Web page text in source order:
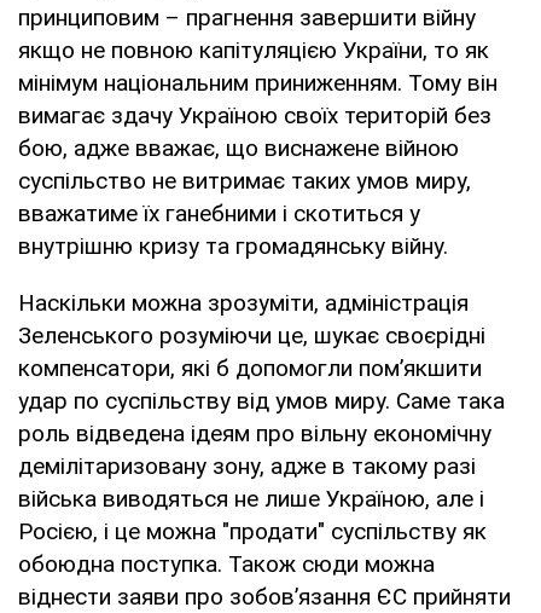
принциповим – прагнення завершити війну
якщо не повною капітуляцією України, то як
мінімум національним приниженням. Тому він
вимагає здачу Україною своїх територій без
бою, адже вважає, що виснажене війною
суспільство не витримає таких умов миру,
вважатиме їх ганебними і скотиться у
внутрішню кризу та громадянську війну.
Наскільки можна зрозуміти, адміністрація
Зеленського розуміючи це, шукає своєрідні
компенсатори, які б допомогли пом’якшити
удар по суспільству від умов миру. Саме така
роль відведена ідеям про вільну економічну
демілітаризовану зону, адже в такому разі
війська виводяться не лише Україною, але і
Росією, і це можна "продати" суспільству як
обоюдна поступка. Також сюди можна
віднести заяви про зобов’язання ЄС прийняти